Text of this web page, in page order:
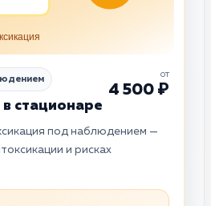
стационаре
от
4 500 ₽
под наблюдением —
и рисках